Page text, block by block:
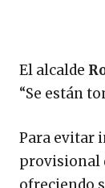
El alcalde
“Se están
Para evitar
provisional